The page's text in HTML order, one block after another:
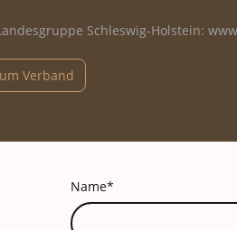
Schleswig-Holstein:
Verband
Name*